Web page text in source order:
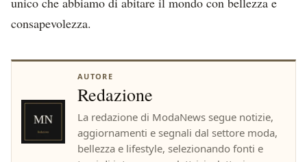
consapevolezza.
AUTORE
Redazione
La redazione di ModaNews segue notizie,
aggiornamenti e segnali dal settore moda,
bellezza e lifestyle, selezionando fonti e